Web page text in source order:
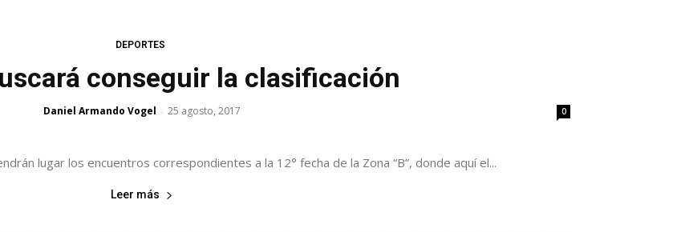
DEPORTES
conseguir la clasificación
Daniel Armando Vogel - 25 agosto, 2017 0
lugar los encuentros correspondientes a la 12° fecha de la Zona “B”, donde aquí el...
Leer más